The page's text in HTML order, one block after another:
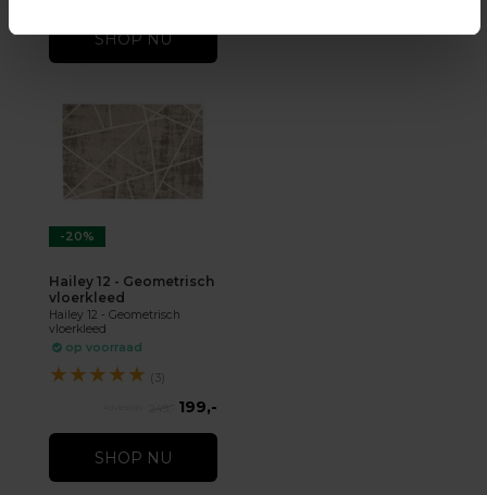
SHOP NU
-20%
Hailey 12 - Geometrisch
vloerkleed
Hailey 12 - Geometrisch
vloerkleed
op voorraad
★★★★★ (3)
199,-
SHOP NU